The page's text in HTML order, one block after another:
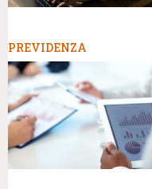
PREVIDENZA